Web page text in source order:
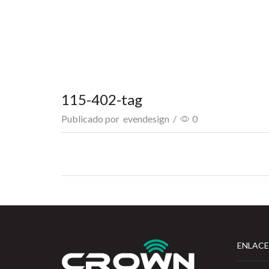
115-402-tag
Publicado por evendesign / 0